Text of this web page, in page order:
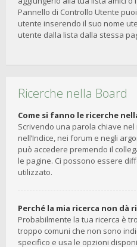
Pannello di Controllo Utente
utente inserendo il suo nome
utente dalla lista dalla stessa
Ricerche nella Board
Come si fanno le ricerche
Scrivendo una parola chiave
nell’Indice, nei forum e negli
può accedere premendo il
le pagine. Ci possono essere
utilizzato.
Perché la mia ricerca non dà
Probabilmente la tua ricerca è
troppo comuni che non sono
specifico e usa le opzioni